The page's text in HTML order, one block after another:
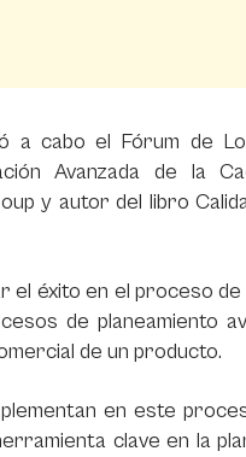
a cabo el Fórum de
Avanzada de la
y autor del libro
el éxito en el proceso
de planeamiento
de un producto.
en este
clave en la